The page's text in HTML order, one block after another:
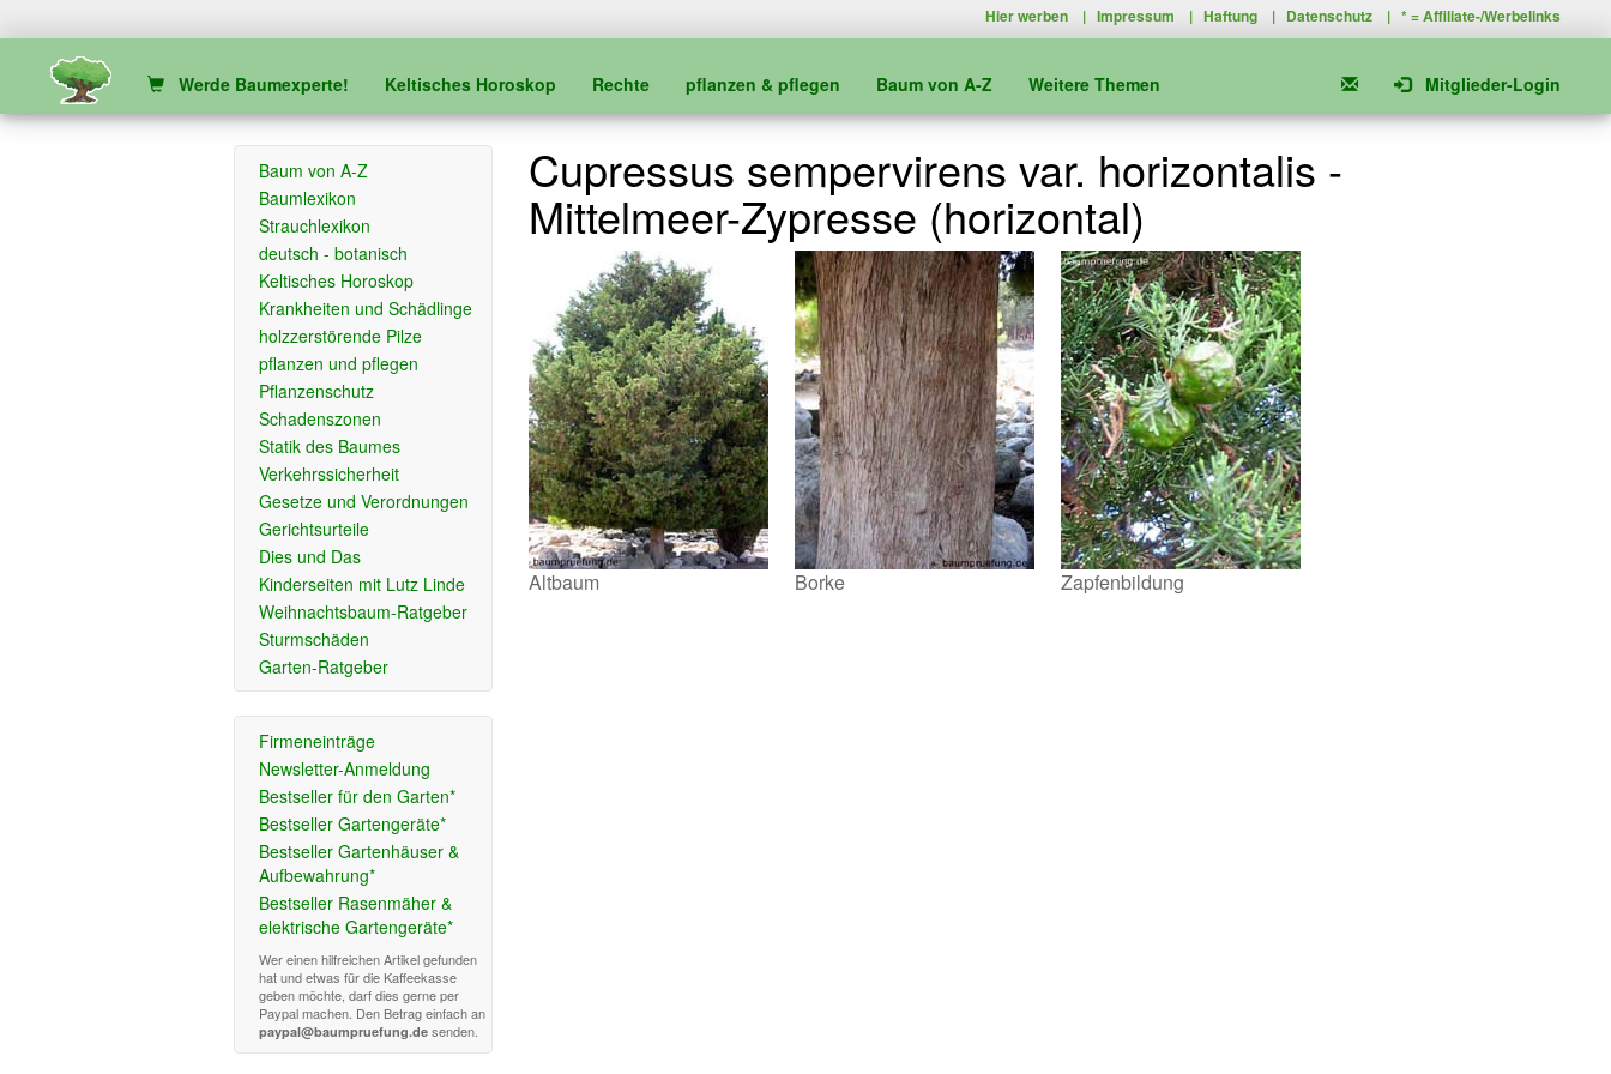
Hier werben |Impressum |Haftung | Datenschutz | * =Affiliate-/Werbelinks
Werde Baumexperte! Keltisches Horoskop Rechte pflanzen & pflegen Baum von A-Z Weitere Themen Mitglieder-Login
Baum von A-Z
Baumlexikon
Strauchlexikon
deutsch - botanisch
Keltisches Horoskop
Krankheiten und Schädlinge
holzzerstörende Pilze
pflanzen und pflegen
Pflanzenschutz
Schadenszonen
Statik des Baumes
Verkehrssicherheit
Gesetze und Verordnungen
Gerichtsurteile
Dies und Das
Kinderseiten mit Lutz Linde
Weihnachtsbaum-Ratgeber
Sturmschäden
Garten-Ratgeber
Firmeneinträge
Newsletter-Anmeldung
Bestseller für den Garten*
Bestseller Gartengeräte*
Bestseller Gartenhäuser &
Aufbewahrung*
Bestseller Rasenmäher &
elektrische Gartengeräte*
Wer einen hilfreichen Artikel gefunden
hat und etwas für die Kaffeekasse
geben möchte, darf dies gerne per
Paypal machen. Den Betrag einfach an
paypal@baumpruefung.de senden.
Cupressus sempervirens var. horizontalis -
Mittelmeer-Zypresse (horizontal)
Altbaum Borke Zapfenbildung